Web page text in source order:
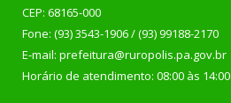
CEP: 68165-000
Fone: (93) 3543-1906 / (93) 99188-2170
E-mail: prefeitura@ruropolis.pa.gov.br
Horário de atendimento: 08:00 às 14:00